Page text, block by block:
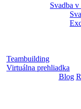
Svadba
Teambuilding
Virtuálna prehliadka
Blog